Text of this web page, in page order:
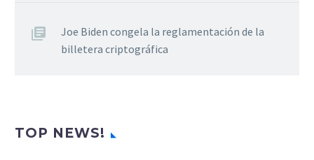
Joe Biden congela la reglamentación de la
billetera criptográfica
TOP NEWS!